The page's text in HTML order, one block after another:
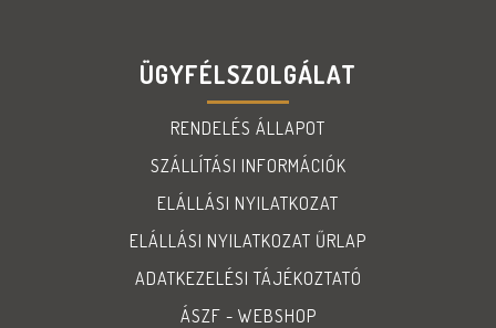
ÜGYFÉLSZOLGÁLAT
RENDELÉS ÁLLAPOT
SZÁLLÍTÁSI INFORMÁCIÓK
ELÁLLÁSI NYILATKOZAT
ELÁLLÁSI NYILATKOZAT ŰRLAP
ADATKEZELÉSI TÁJÉKOZTATÓ
ÁSZF - WEBSHOP